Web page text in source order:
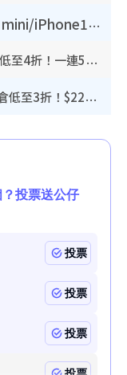
豐澤優惠勁減低至44折！Mac mini/iPhone17Pro大減價！廚房家電$220起
開倉優惠｜尖沙咀名牌行李箱開倉低至4折！一連5日 American Tourister/ace./Hallmark $200起！
廚具開倉｜特福Tefal廚具/家電開倉低至3折！$220起買平底鍋/炒鑊/湯煲！電飯煲/吸塵機/燙斗$418起